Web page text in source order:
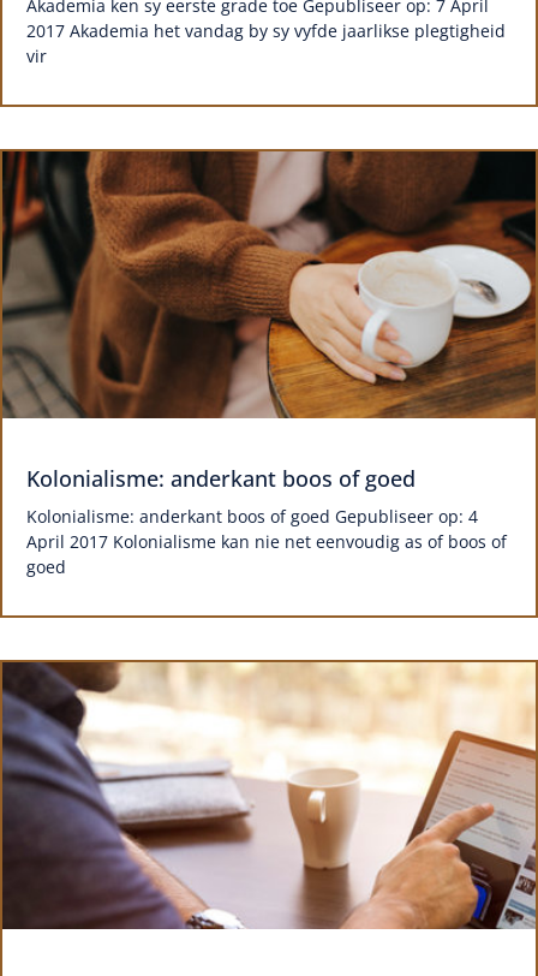
Akademia ken sy eerste grade toe Gepubliseer op: 7 April
2017 Akademia het vandag by sy vyfde jaarlikse plegtigheid
vir
Kolonialisme: anderkant boos of goed
Kolonialisme: anderkant boos of goed Gepubliseer op: 4
April 2017 Kolonialisme kan nie net eenvoudig as of boos of
goed